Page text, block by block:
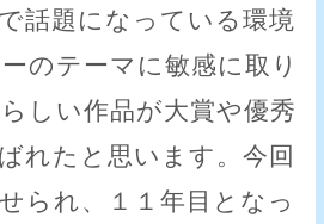
話題になっている環境
のテーマに敏感に取り
しい作品が大賞や優秀
れたと思います。今回
られ、１１年目となっ